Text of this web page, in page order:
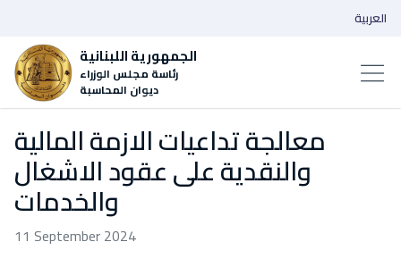
الجمهورية اللبنانية
رئاسة مجلس الوزراء
ديوان المحاسبة
العربية
معالجة تداعيات الازمة المالية
والنقدية على عقود الاشغال
والخدمات
11 September 2024